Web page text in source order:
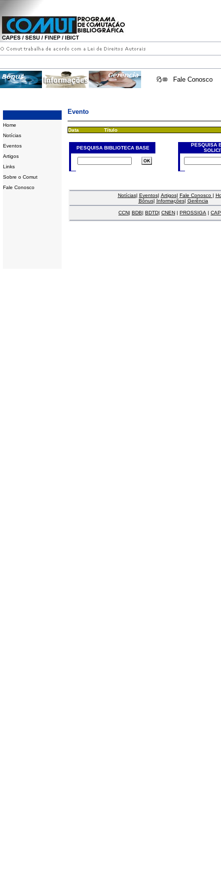
Fale Conosco
Home
Notícias
Eventos
Artigos
Links
Sobre o Comut
Fale Conosco
Evento
Data Título
PESQUISA BIBLIOTECA BASE
PESQUISA
Notícias| Eventos| Artigos| Fale Conosco |
Bônus| Informações| Gerência
CCN| BDB| BDTD| CNEN | PROSSIGA |